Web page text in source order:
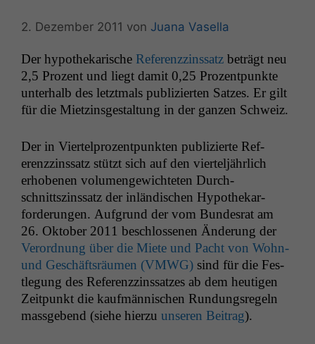
2. Dezember 2011 von Juana Vasella
Der hypothekarische Ref­erenzzinssatz beträgt neu
2,5 Prozent und liegt damit 0,25 Prozent­punk­te
unter­halb des let­zt­mals pub­lizierten Satzes. Er gilt
für die Miet­zins­gestal­tung in der ganzen Schweiz.
Der in Viertel­prozent­punk­ten pub­lizierte Ref­
erenzzinssatz stützt sich auf den vierteljährlich
erhobe­nen vol­u­mengewichteten Durch­
schnittszinssatz der inländis­chen Hypothekar­
forderun­gen. Auf­grund der vom Bun­desrat am
26. Okto­ber 2011 beschlosse­nen Änderung der
Verord­nung über die Miete und Pacht von Wohn-
und Geschäft­sräu­men (VMWG) sind für die Fes­
tle­gung des Ref­erenzzinssatzes ab dem heuti­gen
Zeit­punkt die kaufmän­nis­chen Run­dungsregeln
mass­gebend (siehe hierzu unseren Beitrag).